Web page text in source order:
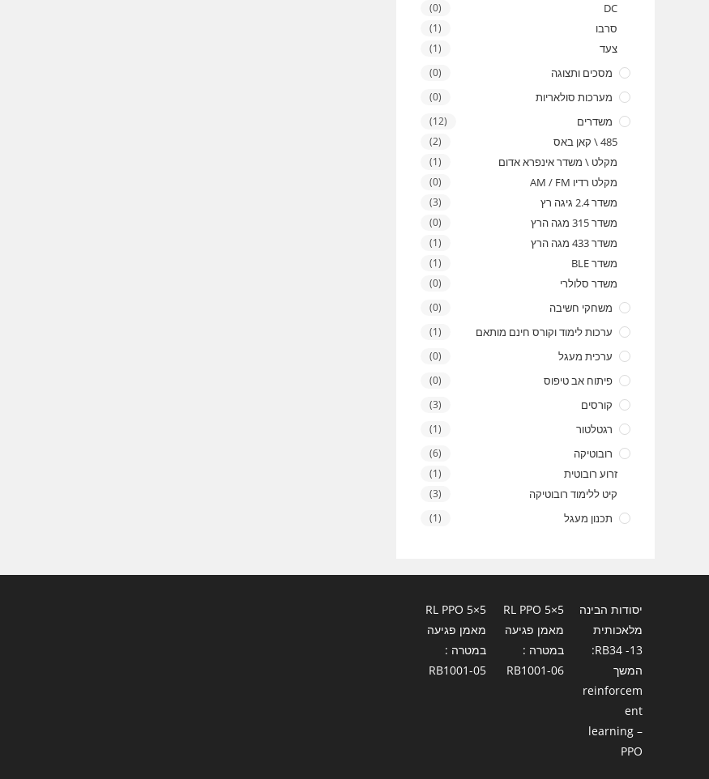
DC
(0)
סרבו (1)
צעד (1)
מסכים ותצוגה (0)
מערכות סולאריות (0)
משדרים (12)
485 \ קאן באס (2)
מקלט \ משדר אינפרא אדום (1)
מקלט רדיו AM / FM (0)
משדר 2.4 גיגה רץ (3)
משדר 315 מגה הרץ (0)
משדר 433 מגה הרץ (1)
משדר BLE (1)
משדר סלולרי (0)
משחקי חשיבה (0)
ערכות לימוד וקורס חינם מותאם (1)
ערכית מעגל (0)
פיתוח אב טיפוס (0)
קורסים (3)
רגטלטור (1)
רובוטיקה (6)
זרוע רובוטית (1)
קיט ללימוד רובוטיקה (3)
תכנון מעגל (1)
יסודות הבינה
מלאכותית
13- RB34:
המשך
reinforcem
ent
learning –
PPO
RL PPO 5×5
מאמן פגיעה
במטרה :
RB1001-06
RL PPO 5×5
מאמן פגיעה
במטרה :
RB1001-05